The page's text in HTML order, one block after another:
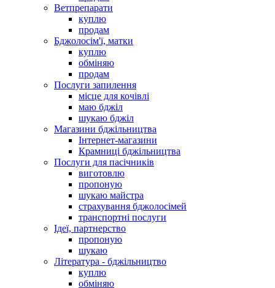
Ветпрепарати
куплю
продам
Бджолосім'ї, матки
куплю
обміняю
продам
Послуги запилення
місце для кочівлі
маю бджіл
шукаю бджіл
Магазини бджільництва
Інтернет-магазини
Крамниці бджільництва
Послуги для пасічників
виготовлю
пропоную
шукаю майстра
страхування бджолосімей
транспортні послуги
Ідеї, партнерство
пропоную
шукаю
Література - бджільництво
куплю
обміняю